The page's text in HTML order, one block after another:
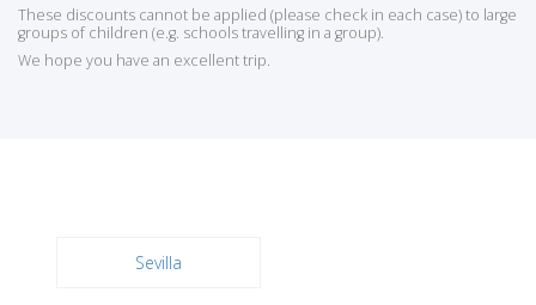
These discounts cannot be applied (please check in each case) to large
groups of children (e.g. schools travelling in a group).
We hope you have an excellent trip.
Sevilla